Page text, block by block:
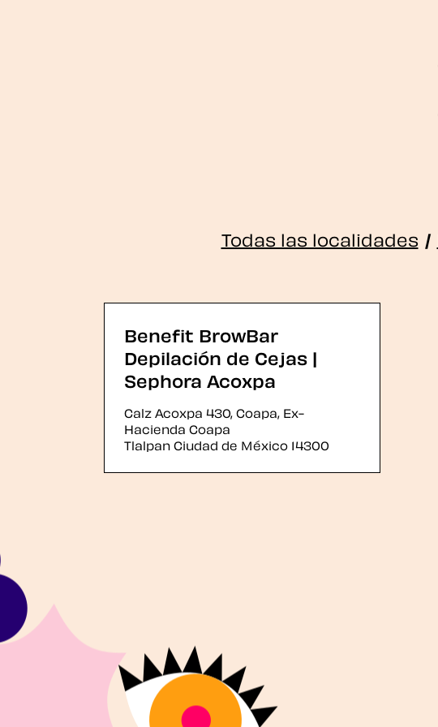
Todas las localidades /
Benefit BrowBar
Depilación de Cejas |
Sephora Acoxpa
Calz Acoxpa 430, Coapa, Ex-
Hacienda Coapa
TlalpanCiudad de México 14300